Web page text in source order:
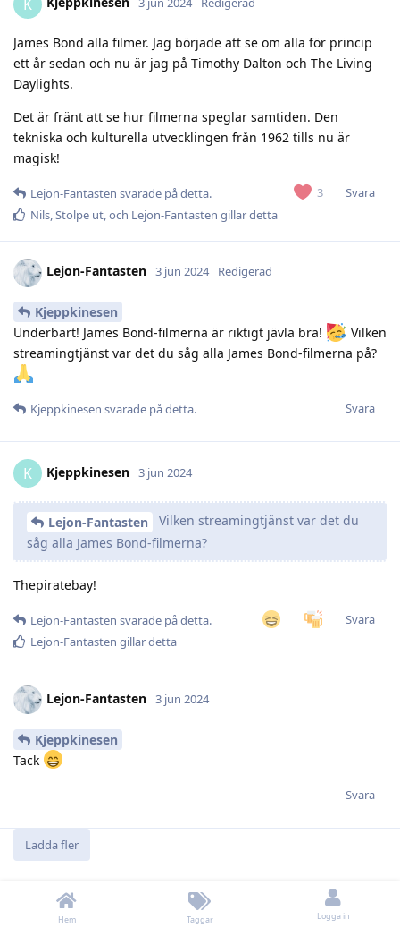
K
James Bond alla filmer. Jag började att se om alla för princip
ett år sedan och nu är jag på Timothy Dalton och The Living
Daylights.
Det är fränt att se hur filmerna speglar samtiden. Den
tekniska och kulturella utvecklingen från 1962 tills nu är
magisk!
3 Svara
Lejon-Fantasten svarade på detta.
Nils Stolpe ut , och Lejon-Fantasten gillar detta
Lejon-Fantasten 3 jun 2024 Redigerad
Kjeppkinesen
Underbart! James Bond-filmerna är riktigt jävla bra!
Vilken
streamingtjänst var det du såg alla James Bond-filmerna på?
Svara
Kjeppkinesen svarade på detta.
K Kjeppkinesen 3 jun 2024
Lejon-Fantasten
Vilken streamingtjänst var det du
såg alla James Bond-filmerna?
Thepiratebay!
Svara
Lejon-Fantasten svarade på detta.
Lejon-Fantasten gillar detta
Lejon-Fantasten 3 jun 2024
Kjeppkinesen
Tack
Svara
Ladda fler
Hem Taggar Logga in